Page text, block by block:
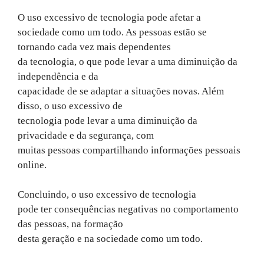
O uso excessivo de tecnologia pode afetar a
sociedade como um todo. As pessoas estão se
tornando cada vez mais dependentes
da tecnologia, o que pode levar a uma diminuição da
independência e da
capacidade de se adaptar a situações novas. Além
disso, o uso excessivo de
tecnologia pode levar a uma diminuição da
privacidade e da segurança, com
muitas pessoas compartilhando informações pessoais
online.
Concluindo, o uso excessivo de tecnologia
pode ter consequências negativas no comportamento
das pessoas, na formação
desta geração e na sociedade como um todo.